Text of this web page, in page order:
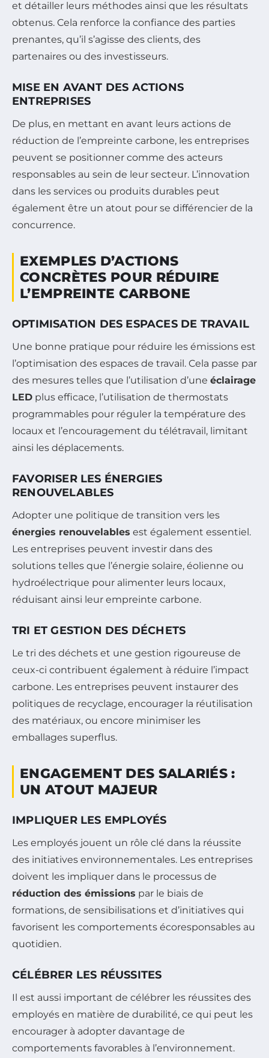
et détailler leurs méthodes ainsi que les résultats
obtenus. Cela renforce la confiance des parties
prenantes, qu’il s’agisse des clients, des
partenaires ou des investisseurs.
MISE EN AVANT DES ACTIONS
ENTREPRISES
De plus, en mettant en avant leurs actions de
réduction de l’empreinte carbone, les entreprises
peuvent se positionner comme des acteurs
responsables au sein de leur secteur. L’innovation
dans les services ou produits durables peut
également être un atout pour se différencier de la
concurrence.
EXEMPLES D’ACTIONS
CONCRÈTES POUR RÉDUIRE
L’EMPREINTE CARBONE
OPTIMISATION DES ESPACES DE TRAVAIL
Une bonne pratique pour réduire les émissions est
l’optimisation des espaces de travail. Cela passe par
des mesures telles que l’utilisation d’une éclairage
LED plus efficace, l’utilisation de thermostats
programmables pour réguler la température des
locaux et l’encouragement du télétravail, limitant
ainsi les déplacements.
FAVORISER LES ÉNERGIES
RENOUVELABLES
Adopter une politique de transition vers les
énergies renouvelables est également essentiel.
Les entreprises peuvent investir dans des
solutions telles que l’énergie solaire, éolienne ou
hydroélectrique pour alimenter leurs locaux,
réduisant ainsi leur empreinte carbone.
TRI ET GESTION DES DÉCHETS
Le tri des déchets et une gestion rigoureuse de
ceux-ci contribuent également à réduire l’impact
carbone. Les entreprises peuvent instaurer des
politiques de recyclage, encourager la réutilisation
des matériaux, ou encore minimiser les
emballages superflus.
ENGAGEMENT DES SALARIÉS :
UN ATOUT MAJEUR
IMPLIQUER LES EMPLOYÉS
Les employés jouent un rôle clé dans la réussite
des initiatives environnementales. Les entreprises
doivent les impliquer dans le processus de
réduction des émissions par le biais de
formations, de sensibilisations et d’initiatives qui
favorisent les comportements écoresponsables au
quotidien.
CÉLÉBRER LES RÉUSSITES
Il est aussi important de célébrer les réussites des
employés en matière de durabilité, ce qui peut les
encourager à adopter davantage de
comportements favorables à l’environnement.